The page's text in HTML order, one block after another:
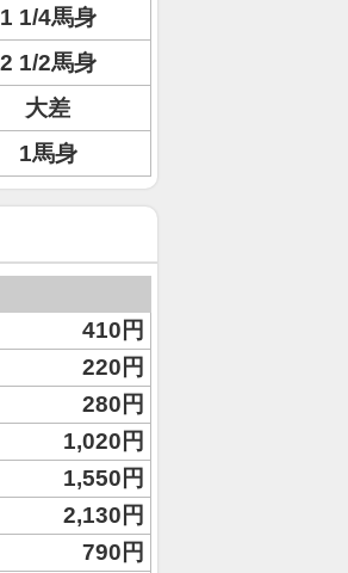
1 1/4馬身
2 1/2馬身
大差
1馬身
410円
220円
280円
1,020円
1,550円
2,130円
790円